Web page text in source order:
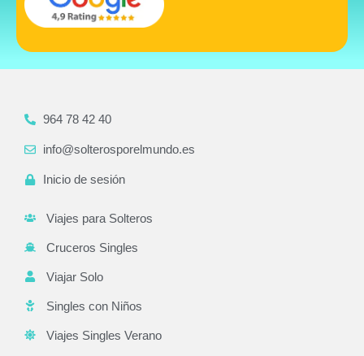
964 78 42 40
info@solterosporelmundo.es
Inicio de sesión
Viajes para Solteros
Cruceros Singles
Viajar Solo
Singles con Niños
Viajes Singles Verano